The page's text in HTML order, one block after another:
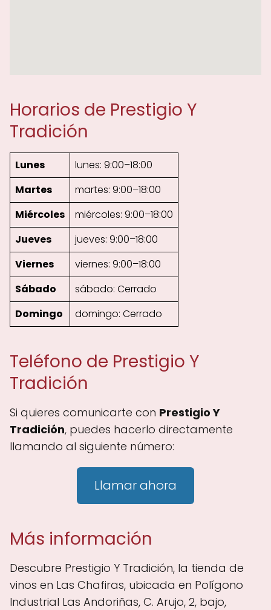
Horarios de Prestigio Y
Tradición
Lunes
lunes: 9:00–18:00
Martes
martes: 9:00–18:00
Miércoles
miércoles: 9:00–18:00
Jueves
jueves: 9:00–18:00
Viernes
viernes: 9:00–18:00
Sábado
sábado: Cerrado
Domingo
domingo: Cerrado
Teléfono de Prestigio Y
Tradición
Si quieres comunicarte con Prestigio Y
Tradición, puedes hacerlo directamente
llamando al siguiente número:
Llamar ahora
Más información
Descubre Prestigio Y Tradición, la tienda de
vinos en Las Chafiras, ubicada en Polígono
Industrial Las Andoriñas, C. Arujo, 2, bajo,